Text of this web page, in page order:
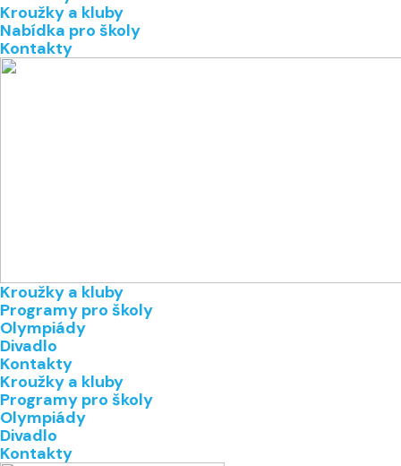
Kroužky a kluby
Nabídka pro školy
Kontakty
Kroužky a kluby
Programy pro školy
Olympiády
Divadlo
Kontakty
Kroužky a kluby
Programy pro školy
Olympiády
Divadlo
Kontakty